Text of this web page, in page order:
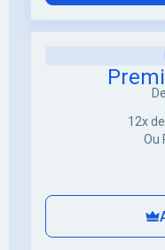
De
12x de
Ou